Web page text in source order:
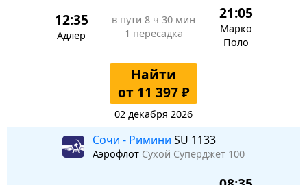
12:35
Адлер
в пути 8 ч 30 мин
1 пересадка
21:05
Марко
Поло
Найти
от 11 397 ₽
02 декабря 2026
Сочи - Римини SU 1133
Аэрофлот Сухой Суперджет 100